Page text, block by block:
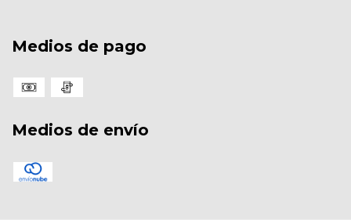
Medios de pago
Medios de envío